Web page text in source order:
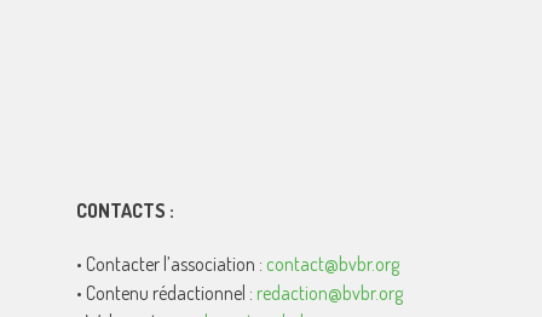
CONTACTS :
• Contacter l’association : contact@bvbr.org
• Contenu rédactionnel : redaction@bvbr.org